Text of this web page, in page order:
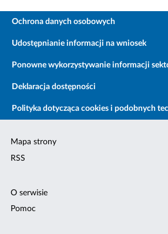
Ochrona danych osobowych
Udostępnianie informacji na wniosek
Ponowne wykorzystywanie informacji
Deklaracja dostępności
Polityka dotycząca cookies i podobnych
Mapa strony
RSS
O serwisie
Pomoc